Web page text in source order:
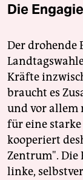
Die
Der drohende
Kräfte
braucht es
und vor allem
für eine
kooperiert
Zentrum". Die
linke,